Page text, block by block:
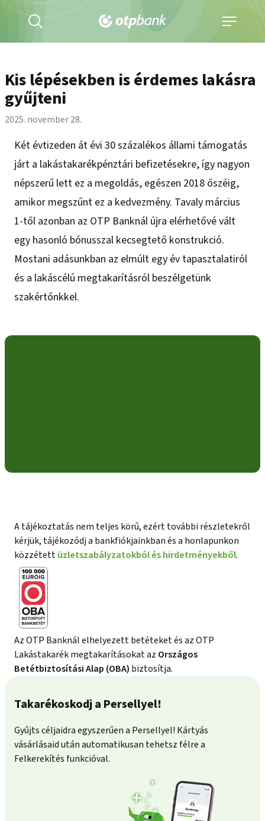
Kereső
kinyitása
Navigáció
kinyitása
Kis lépésekben is érdemes lakásra
gyűjteni
2025. november 28.
Két évtizeden át évi 30 százalékos állami támogatás
járt a lakástakarékpénztári befizetésekre, így nagyon
népszerű lett ez a megoldás, egészen 2018 őszéig,
amikor megszűnt ez a kedvezmény. Tavaly március
1-től azonban az OTP Banknál újra elérhetővé vált
egy hasonló bónusszal kecsegtető konstrukció.
Mostani adásunkban az elmúlt egy év tapasztalatiról
és a lakáscélú megtakarításról beszélgetünk
szakértőnkkel.
A tájékoztatás nem teljes körű, ezért további részletekről
kérjük, tájékozódj a bankfiókjainkban és a honlapunkon
közzétettüzletszabályzatokból és hirdetményekből.
Az OTP Banknál elhelyezett betéteket és az OTP
Lakástakarék megtakarításokat az Országos
Betétbiztosítási Alap (OBA) biztosítja.
Takarékoskodj a Persellyel!
Gyűjts céljaidra egyszerűen a Persellyel! Kártyás
vásárlásaid után automatikusan tehetsz félre a
Felkerekítés funkcióval.